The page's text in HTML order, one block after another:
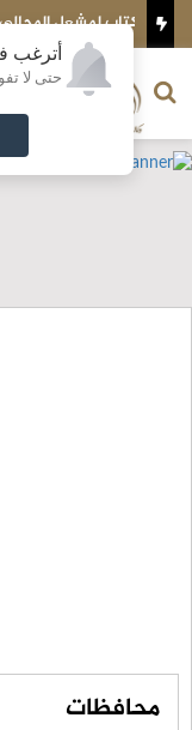
أترغب
حتى لا
للمكتبات
الناشر و
محافظات